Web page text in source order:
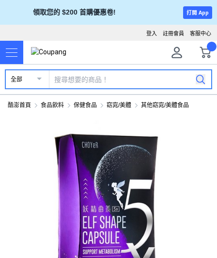
領取您的 $200 首購優惠卷! 打開 App
客服中心
註冊會員
登入
全部
酷澎首頁 食品飲料 保健食品 窈窕/美體 其他窈窕/美體食品